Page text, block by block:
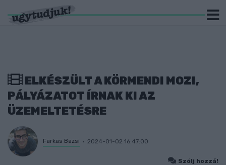
ELKÉSZÜLT A KÖRMENDI MOZI,
PÁLYÁZATOT ÍRNAK KI AZ
ÜZEMELTETÉSRE
Farkas Bazsi 2024-01-02 16:47:00
Szólj hozzá!